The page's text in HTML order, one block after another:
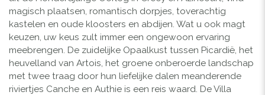
magisch plaatsen, romantisch dorpjes, toverachtig
kastelen en oude kloosters en abdijen. Wat u ook magt
keuzen, uw keus zult immer een ongewoon ervaring
meebrengen. De zuidelijke Opaalkust tussen Picardië, het
heuvelland van Artois, het groene onberoerde landschap
met twee traag door hun liefelijke dalen meanderende
riviertjes Canche en Authie is een reis waard. De Villa